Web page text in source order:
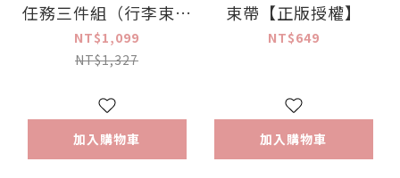
任務三件組（行李束帶
+護照套+行李吊牌）
【正版授權】
NT$1,099
NT$1,327
加入購物車
束帶【正版授權】
NT$649
加入購物車